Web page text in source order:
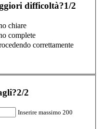
difficoltà?1/2
chiare
complete
correttamente
2/2
Inserire massimo 200